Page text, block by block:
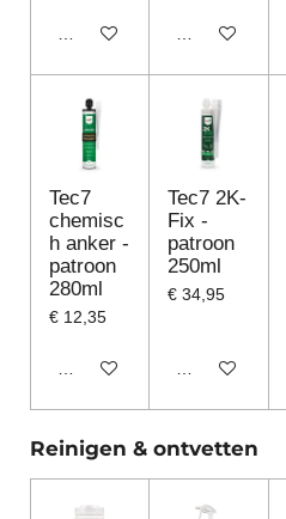
In winkelwagen In winkelwagen
Tec7
chemisc
h anker -
patroon
280ml
€ 12,35
In winkelwagen
Tec7 2K-
Fix -
patroon
250ml
€ 34,95
In winkelwagen
Reinigen & ontvetten